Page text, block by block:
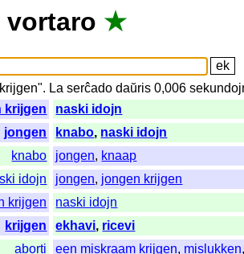
vortaro ★
La serĉado daŭris 0,006
krijgen
naski idojn
jongen
knabo, naski idojn
knabo
jongen, knaap
idojn
jongen, jongen krijgen
krijgen
naski idojn
krijgen
ekhavi, ricevi
aborti
een miskraam krijgen, mislukken